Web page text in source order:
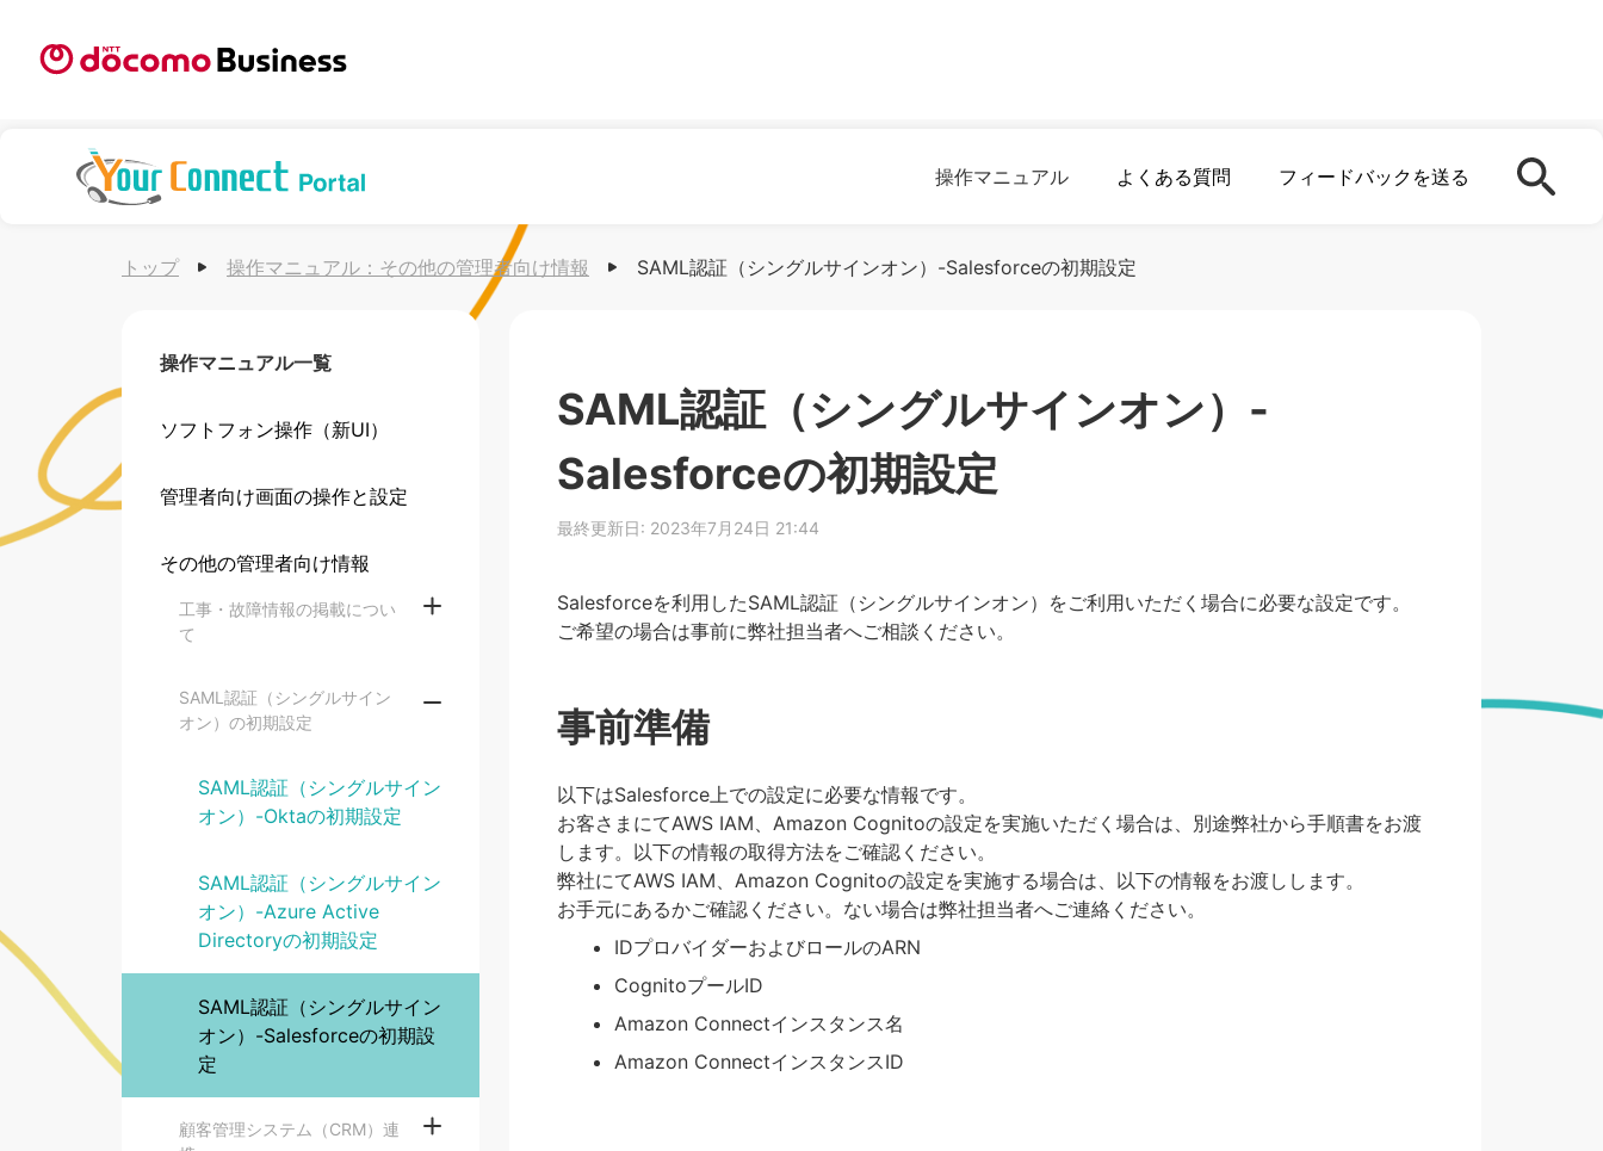
操作マニュアル よくある質問 フィードバックを送る
トップ 操作マニュアル： その他の管理者向け情報 SAML認証（シングルサインオン）-Salesforceの初期設定
操作マニュアル一覧
ソフトフォン操作（新UI）
管理者向け画面の操作と設定
その他の管理者向け情報
工事・故障情報の掲載につい
て
SAML認証（シングルサイン
オン）の初期設定
SAML認証（シングルサイン
オン）-Oktaの初期設定
SAML認証（シングルサイン
オン）-Azure Active
Directoryの初期設定
SAML認証（シングルサイン
オン）-Salesforceの初期設
定
顧客管理システム（CRM）連
SAML認証（シングルサインオン）-
Salesforceの初期設定
最終更新日: 2023年7月24日 21:44
Salesforceを利用したSAML認証（シングルサインオン）をご利用いただく場合に必要な設定です。
ご希望の場合は事前に弊社担当者へご相談ください。
事前準備
以下はSalesforce上での設定に必要な情報です。
お客さまにてAWS IAM、Amazon Cognitoの設定を実施いただく場合は、別途弊社から手順書をお渡
します。以下の情報の取得方法をご確認ください。
弊社にてAWS IAM、Amazon Cognitoの設定を実施する場合は、以下の情報をお渡しします。
お手元にあるかご確認ください。ない場合は弊社担当者へご連絡ください。
IDプロバイダーおよびロールのARN
CognitoプールID
Amazon Connectインスタンス名
Amazon ConnectインスタンスID